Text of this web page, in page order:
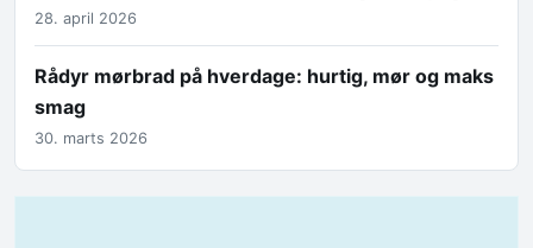
28. april 2026
Rådyr mørbrad på hverdage: hurtig, mør og maks
smag
30. marts 2026